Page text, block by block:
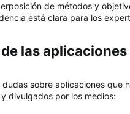
de métodos y
está clara para los
las
dudas sobre aplicaciones que
divulgados por los medios: